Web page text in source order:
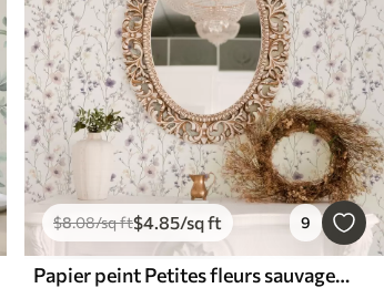
$8.08/sq ft$4.85/sq ft 9
Papier peint Petites fleurs sauvages aux tiges fines sur fond clair